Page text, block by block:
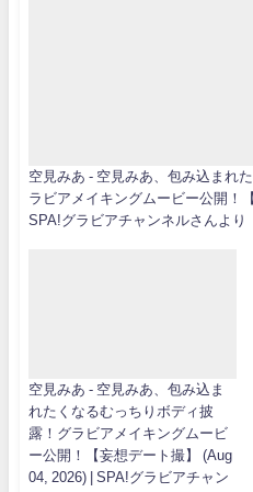
空見みあ - 空見みあ、包み込まれ
ラビアメイキングムービー公開！
SPA!グラビアチャンネルさんより
空見みあ - 空見みあ、包み込ま
れたくなるむっちりボディ披
露！グラビアメイキングムービ
ー公開！【妄想デート撮】 (Aug
04, 2026) | SPA!グラビアチャン